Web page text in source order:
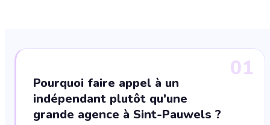
01
Pourquoi faire appel à un
indépendant plutôt qu'une
grande agence à Sint-Pauwels ?